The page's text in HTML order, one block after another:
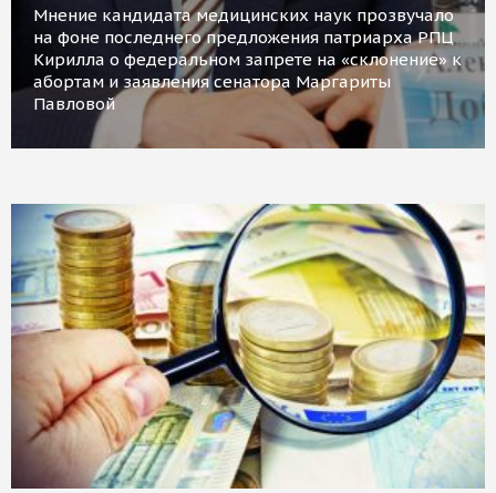
Мнение кандидата медицинских наук прозвучало
на фоне последнего предложения патриарха РПЦ
Кирилла о федеральном запрете на «склонение» к
абортам и заявления сенатора Маргариты
Павловой